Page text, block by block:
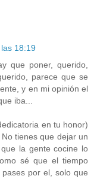
18:19
que poner, querido,
parece que se
y en mi opinión el
iba...
en tu honor)
tienes que dejar un
la gente cocine lo
sé que el tiempo
por el, solo que